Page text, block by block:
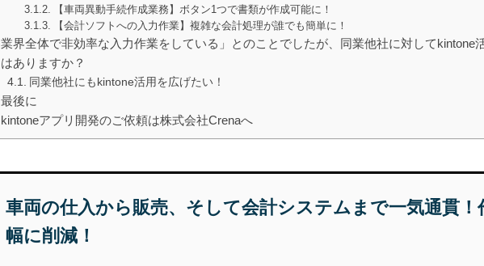
【車両異動手続作成業務】ボタン1つで書類が作成可能に！
【会計ソフトへの入力作業】複雑な会計処理が誰でも簡単に！
業界全体で非効率な入力作業をしている」とのことでしたが、同業他社に対してkintone
はありますか？
同業他社にもkintone活用を広げたい！
最後に
kintoneアプリ開発のご依頼は株式会社Crenaへ
車両の仕入から販売、そして会計システムまで一気通貫！
幅に削減！